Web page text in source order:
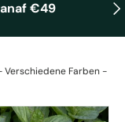
€49
Farben -